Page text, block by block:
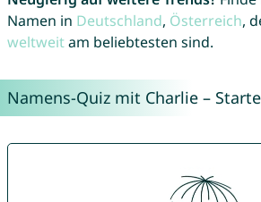
Namen in Deutschland, Österreich,
weltweitam beliebtesten sind.
Namens-Quiz mit Charlie –